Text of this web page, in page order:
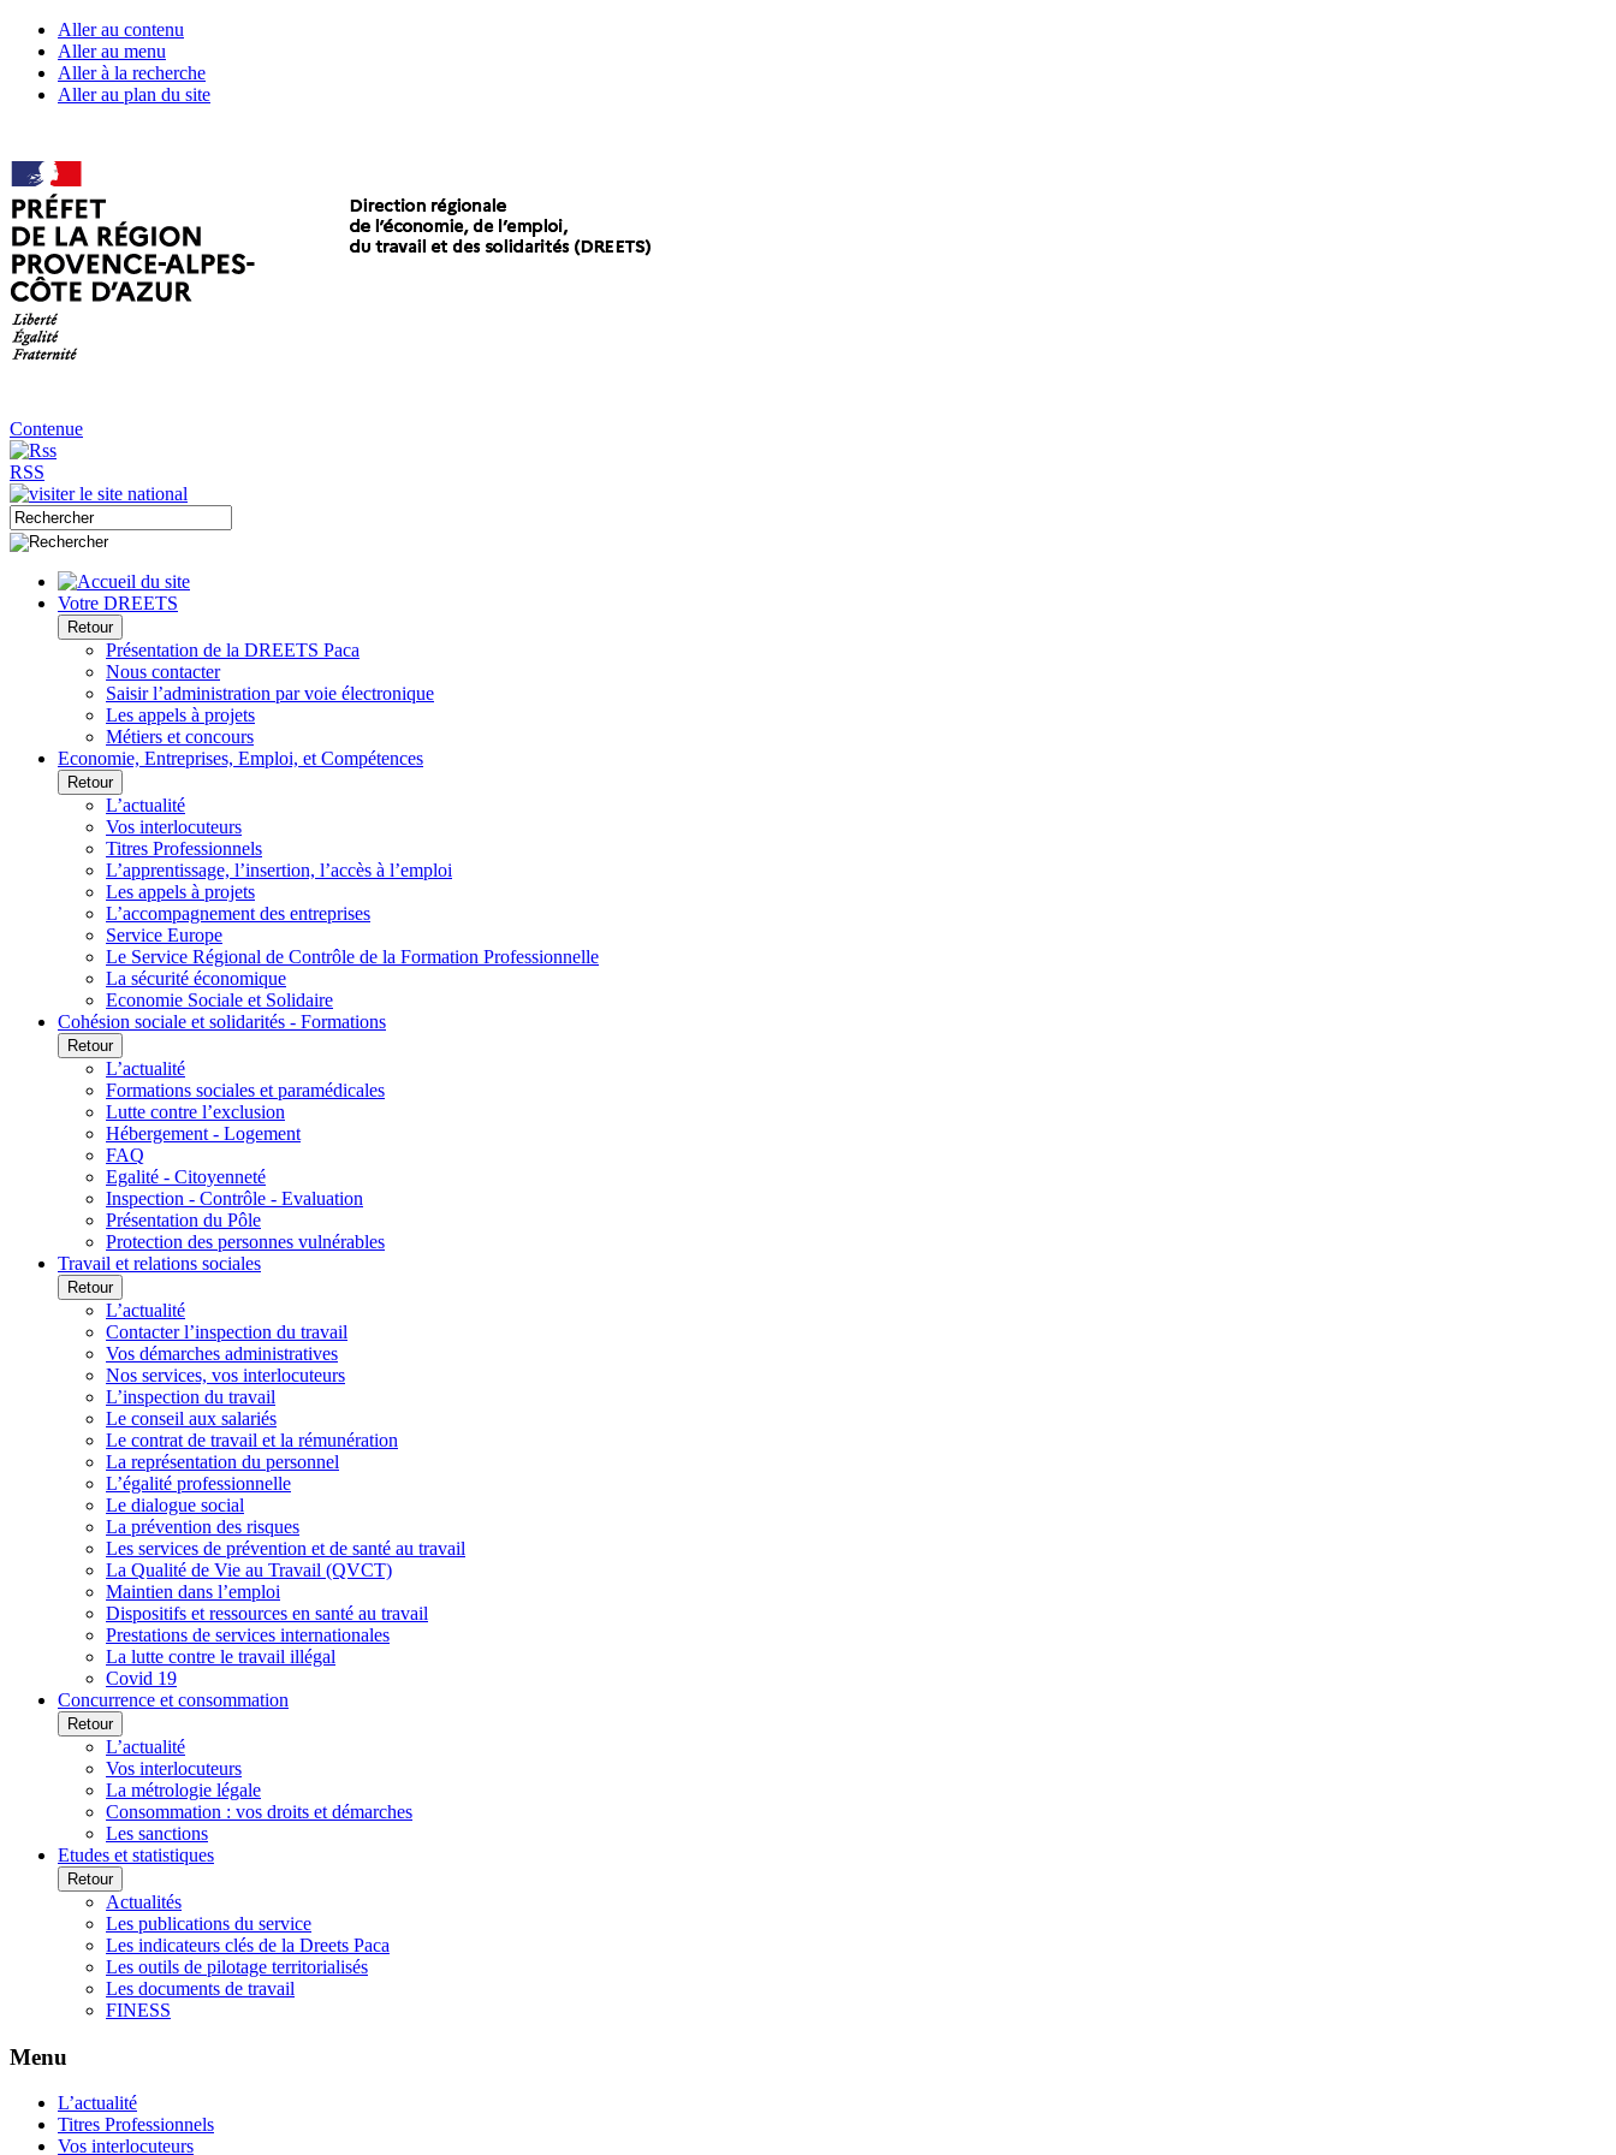
Aller au contenu
Aller au menu
Aller à la recherche
Aller au plan du site
Contenue
RSS
Votre DREETS
Retour
Présentation de la DREETS Paca
Nous contacter
Saisir l’administration par voie électronique
Les appels à projets
Métiers et concours
Economie, Entreprises, Emploi, et Compétences
Retour
L’actualité
Vos interlocuteurs
Titres Professionnels
L’apprentissage, l’insertion, l’accès à l’emploi
Les appels à projets
L’accompagnement des entreprises
Service Europe
Le Service Régional de Contrôle de la Formation Professionnelle
La sécurité économique
Economie Sociale et Solidaire
Cohésion sociale et solidarités - Formations
Retour
L’actualité
Formations sociales et paramédicales
Lutte contre l’exclusion
Hébergement - Logement
FAQ
Egalité - Citoyenneté
Inspection - Contrôle - Evaluation
Présentation du Pôle
Protection des personnes vulnérables
Travail et relations sociales
Retour
L’actualité
Contacter l’inspection du travail
Vos démarches administratives
Nos services, vos interlocuteurs
L’inspection du travail
Le conseil aux salariés
Le contrat de travail et la rémunération
La représentation du personnel
L’égalité professionnelle
Le dialogue social
La prévention des risques
Les services de prévention et de santé au travail
La Qualité de Vie au Travail (QVCT)
Maintien dans l’emploi
Dispositifs et ressources en santé au travail
Prestations de services internationales
La lutte contre le travail illégal
Covid 19
Concurrence et consommation
Retour
L’actualité
Vos interlocuteurs
La métrologie légale
Consommation : vos droits et démarches
Les sanctions
Etudes et statistiques
Retour
Actualités
Les publications du service
Les indicateurs clés de la Dreets Paca
Les outils de pilotage territorialisés
Les documents de travail
FINESS
Menu
L’actualité
Titres Professionnels
Vos interlocuteurs